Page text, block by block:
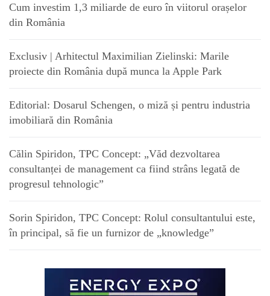
Cum investim 1,3 miliarde de euro în viitorul orașelor
din România
Exclusiv | Arhitectul Maximilian Zielinski: Marile
proiecte din România după munca la Apple Park
Editorial: Dosarul Schengen, o miză și pentru industria
imobiliară din România
Călin Spiridon, TPC Concept: „Văd dezvoltarea
consultanței de management ca fiind strâns legată de
progresul tehnologic”
Sorin Spiridon, TPC Concept: Rolul consultantului este,
în principal, să fie un furnizor de „knowledge”